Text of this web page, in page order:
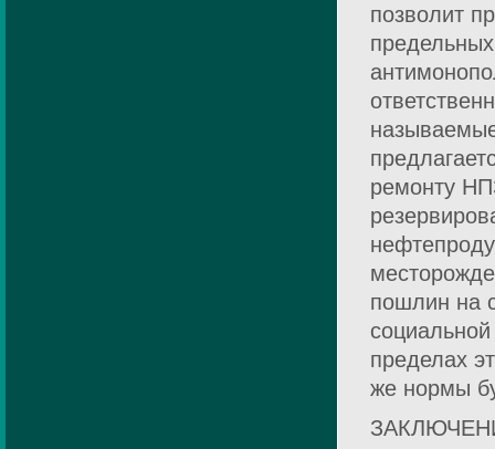
позволит
ремонту
пошлин на
пределах
же нормы